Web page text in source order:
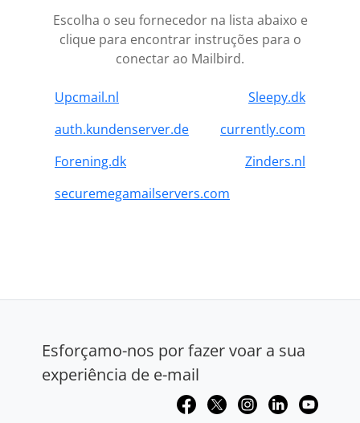
Escolha o seu fornecedor na lista abaixo e
clique para encontrar instruções para o
conectar ao Mailbird.
Upcmail.nl
Sleepy.dk
auth.kundenserver.de
currently.com
Forening.dk
Zinders.nl
securemegamailservers.com
Esforçamo-nos por fazer voar a sua
experiência de e-mail